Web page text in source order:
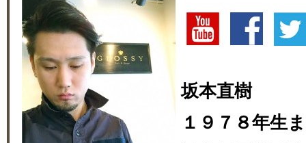
坂本直樹
１９７８年生